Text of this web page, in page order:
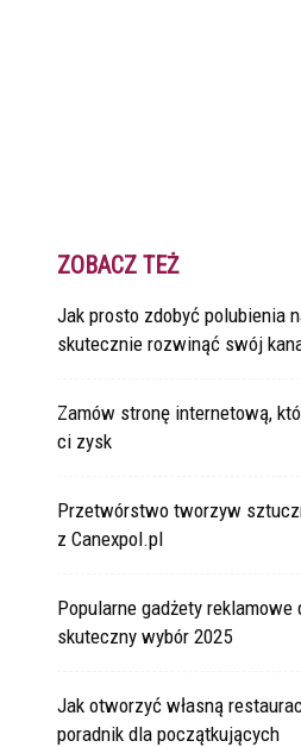
ZOBACZ TEŻ
Jak prosto zdobyć polubienia
skutecznie rozwinąć swój
Zamów stronę internetową,
ci zysk
Przetwórstwo tworzyw
z Canexpol.pl
Popularne gadżety
skuteczny wybór 2025
Jak otworzyć własną
poradnik dla początkujących